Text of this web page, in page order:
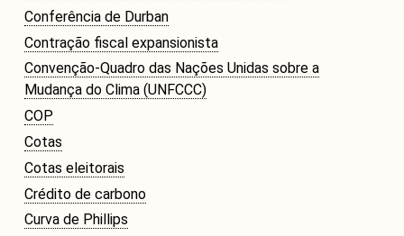
Conferência de Durban
Contração fiscal expansionista
Convenção-Quadro das Nações Unidas sobre a
Mudança do Clima (UNFCCC)
COP
Cotas
Cotas eleitorais
Crédito de carbono
Curva de Phillips